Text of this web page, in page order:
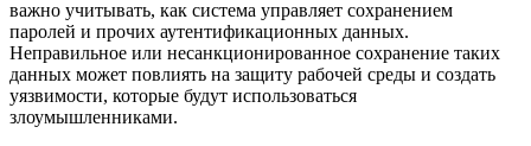
важно учитывать, как система управляет сохранением
паролей и прочих аутентификационных данных.
Неправильное или несанкционированное сохранение таких
данных может повлиять на защиту рабочей среды и создать
уязвимости, которые будут использоваться
злоумышленниками.